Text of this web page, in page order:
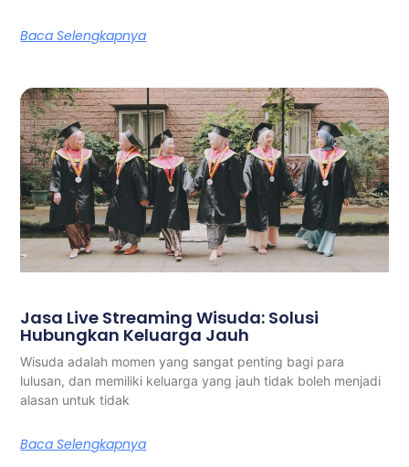
Baca Selengkapnya
Jasa Live Streaming Wisuda: Solusi
Hubungkan Keluarga Jauh
Wisuda adalah momen yang sangat penting bagi para
lulusan, dan memiliki keluarga yang jauh tidak boleh menjadi
alasan untuk tidak
Baca Selengkapnya